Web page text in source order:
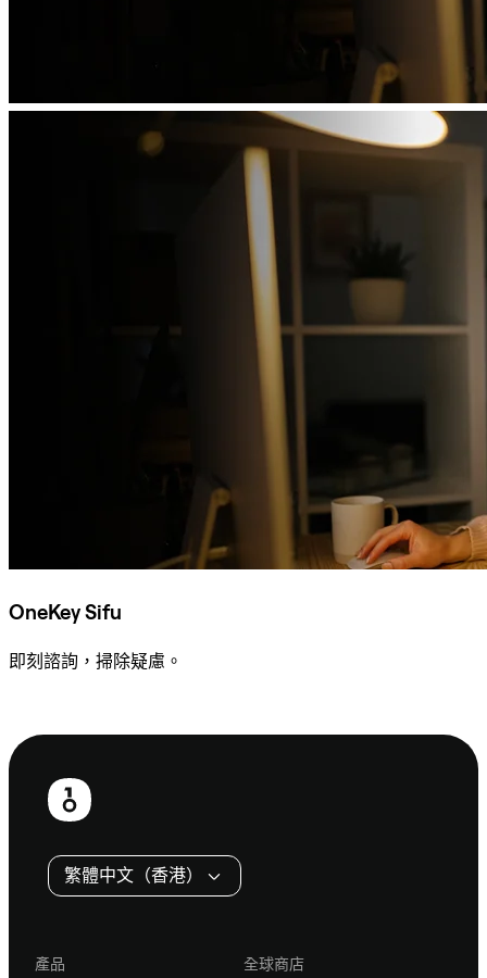
OneKey Sifu
即刻諮詢，掃除疑慮。
頁
繁體中文（香港）
產品
全球商店